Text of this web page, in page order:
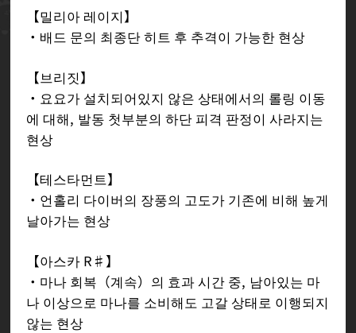
【밀리아 레이지】
・배드 문의 최종단 히트 후 추격이 가능한 현상
【브리짓】
・요요가 설치되어있지 않은 상태에서의 롤링 이동
에 대해, 발동 첫부분의 하단 피격 판정이 사라지는
현상
【테스타먼트】
・언홀리 다이버의 장풍의 고도가 기존에 비해 높게
날아가는 현상
【아스카 R♯】
・마나 회복（계속）의 효과 시간 중, 남아있는 마
나 이상으로 마나를 소비해도 고갈 상태로 이행되지
않는 현상